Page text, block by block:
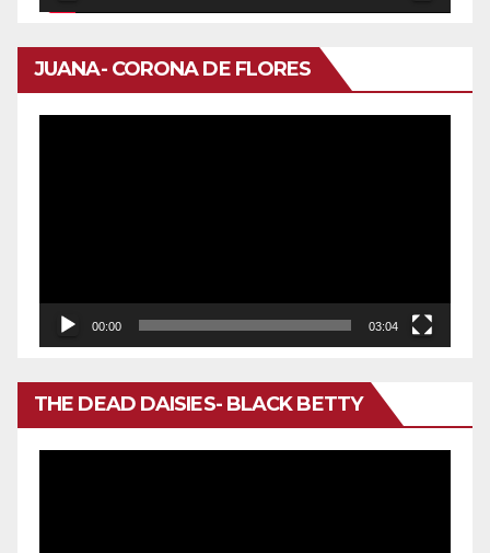
JUANA- CORONA DE FLORES
00:00 03:04
THE DEAD DAISIES- BLACK BETTY